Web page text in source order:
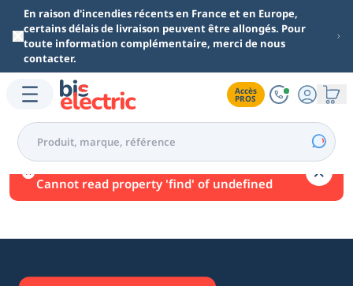
Aller au contenu principal
En raison d'incendies récents en France et en Europe,
certains délais de livraison peuvent être allongés. Pour
toute information complémentaire, merci de nous
contacter.
Accès
PROS
Une erreur est survenue.
Cannot read property 'find' of undefined